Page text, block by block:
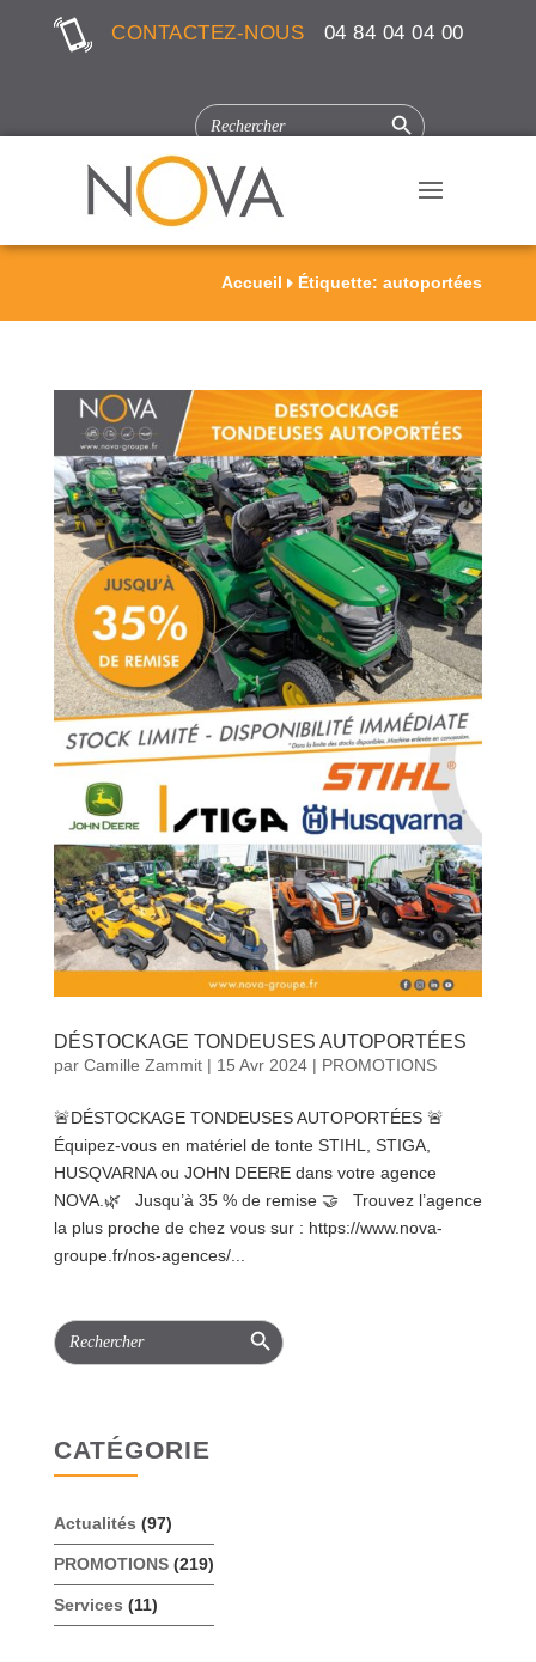
CONTACTEZ-NOUS 04 84 04 04 00
SEARCH
FOR:
Search Button
Accueil  Étiquette: autoportées
DÉSTOCKAGE TONDEUSES AUTOPORTÉES
par Camille Zammit| 15 Avr 2024| PROMOTIONS
🚨DÉSTOCKAGE TONDEUSES AUTOPORTÉES 🚨
Équipez-vous en matériel de tonte STIHL, STIGA,
HUSQVARNA ou JOHN DEERE dans votre agence
NOVA.🌿 Jusqu’à 35 % de remise 🤝 Trouvez l’agence
la plus proche de chez vous sur : https://www.nova-
groupe.fr/nos-agences/...
Search
for:
Search Button
CATÉGORIE
Actualités (97)
PROMOTIONS(219)
Services (11)